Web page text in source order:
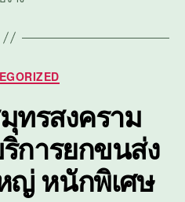
Categories
ทรสงคราม
การยกขนส่ง
ญ่ หนักพิเศษ